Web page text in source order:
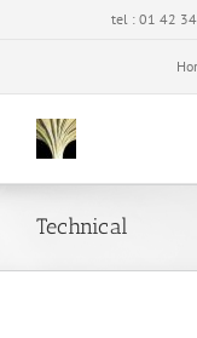
tel : 01 42
Technical